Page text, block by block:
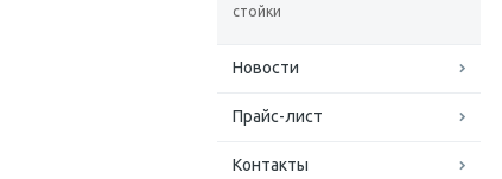
стойки
Новости
Прайс-лист
Контакты